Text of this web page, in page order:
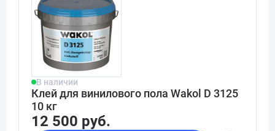
В наличии
Клей для винилового пола Wakol D 3125
10 кг
12 500 руб.